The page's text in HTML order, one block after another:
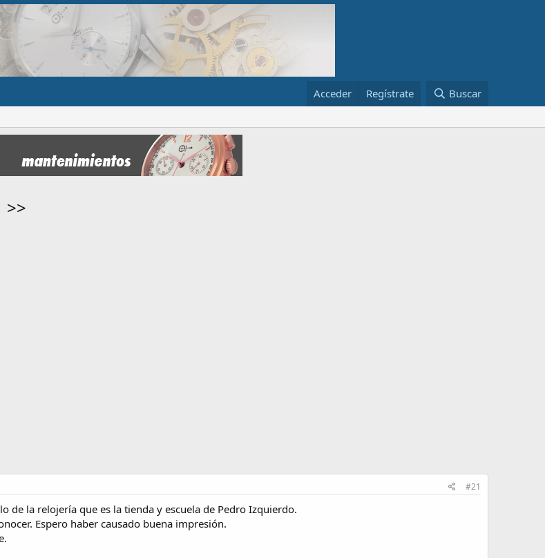
Acceder Regístrate Buscar
>>
#21
de la relojería que es la tienda y escuela de Pedro Izquierdo.
Espero haber causado buena impresión.